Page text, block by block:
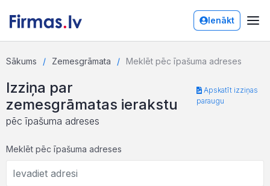
Ienākt
Sākums Zemesgrāmata Meklēt pēc īpašuma adreses
Izziņa par
zemesgrāmatas ierakstu
pēc īpašuma adreses
Apskatīt izziņas
paraugu
Meklēt pēc īpašuma adreses